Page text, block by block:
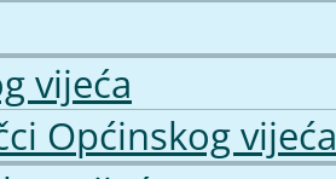
vijeća
Općinskog vijeća